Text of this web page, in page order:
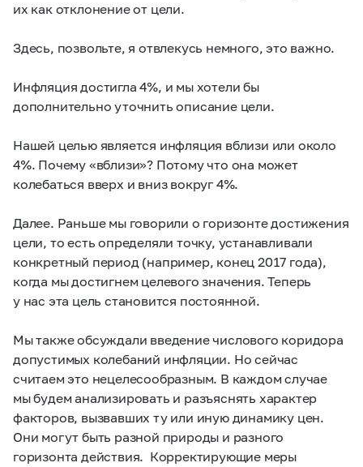
их как отклонение от цели.
Здесь, позвольте, я отвлекусь немного, это важно.
Инфляция достигла 4%, и мы хотели бы
дополнительно уточнить описание цели.
Нашей целью является инфляция вблизи или около
4%. Почему «вблизи»? Потому что она может
колебаться вверх и вниз вокруг 4%.
Далее. Раньше мы говорили о горизонте достижения
цели, то есть определяли точку, устанавливали
конкретный период (например, конец 2017 года),
когда мы достигнем целевого значения. Теперь
у нас эта цель становится постоянной.
Мы также обсуждали введение числового коридора
допустимых колебаний инфляции. Но сейчас
считаем это нецелесообразным. В каждом случае
мы будем анализировать и разъяснять характер
факторов, вызвавших ту или иную динамику цен.
Они могут быть разной природы и разного
горизонта действия. Корректирующие меры